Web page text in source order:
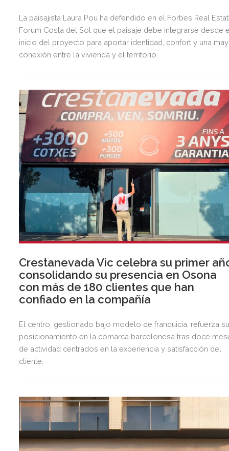
La paisajista Laura Pou ha defendido en el Forbes Real
Forum Costa del Sol que el paisaje debe integrarse desde
inicio del proyecto para aportar identidad, confort y una
conexión entre la vivienda y el territorio.
Crestanevada Vic celebra su primer
consolidando su presencia en Osona
con más de 180 clientes que han
confiado en la compañía
El centro, gestionado bajo modelo de franquicia, refuerza
posicionamiento en la comarca barcelonesa tras doce
de actividad centrados en la experiencia y satisfacción del
cliente.